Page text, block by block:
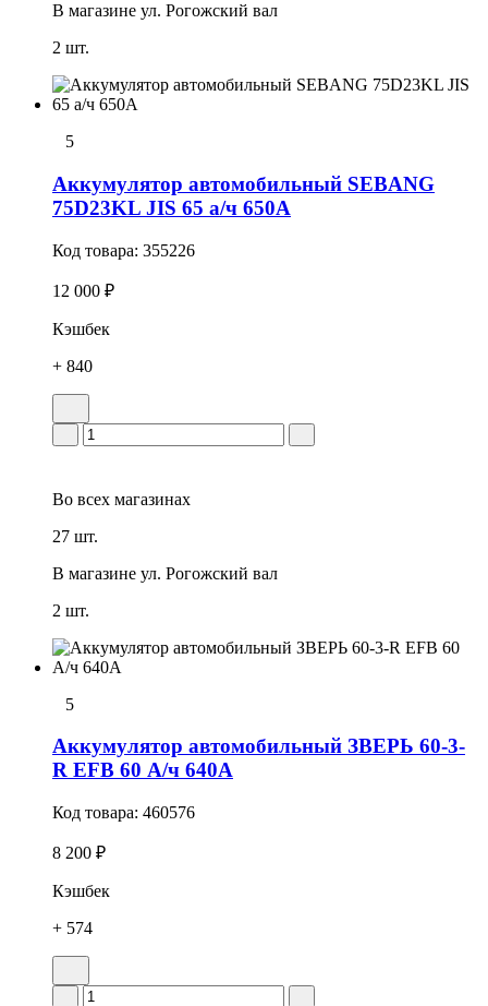
В магазине ул. Рогожский вал
2 шт.
5
Аккумулятор автомобильный SEBANG
75D23KL JIS 65 а/ч 650А
Код товара: 355226
12 000 ₽
Кэшбек
+ 840
Во всех магазинах
27 шт.
В магазине ул. Рогожский вал
2 шт.
5
Аккумулятор автомобильный ЗВЕРЬ 60-3-
R EFB 60 А/ч 640А
Код товара: 460576
8 200 ₽
Кэшбек
+ 574